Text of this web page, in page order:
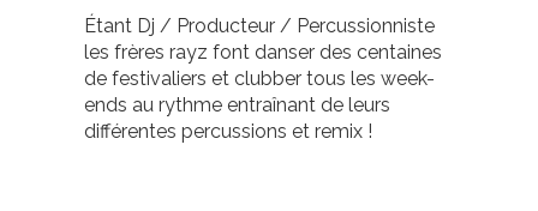
Étant Dj / Producteur / Percussionniste
les frères rayz font danser des centaines
de festivaliers et clubber tous les week-
ends au rythme entraînant de leurs
différentes percussions et remix !